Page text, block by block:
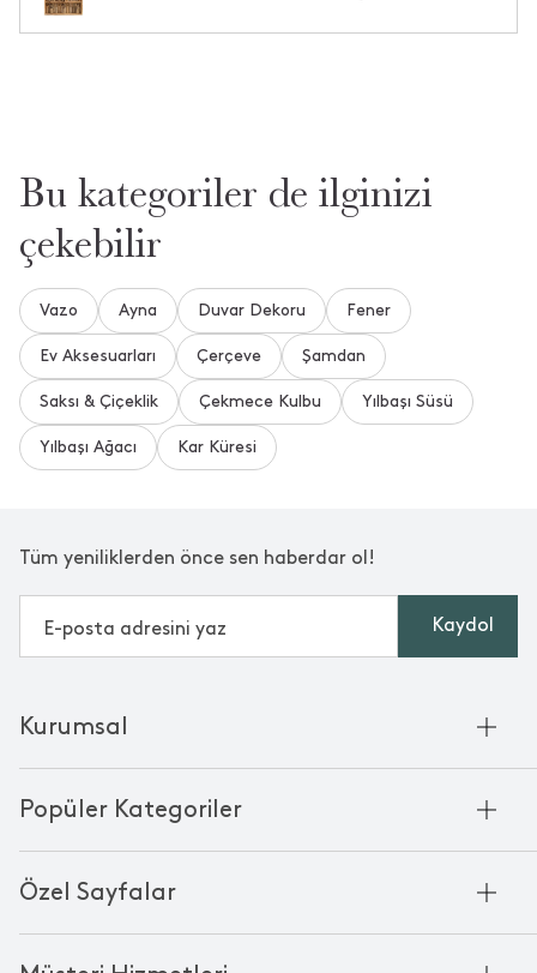
Bu kategoriler de ilginizi
çekebilir
Vazo Ayna Duvar Dekoru Fener
Ev Aksesuarları Çerçeve Şamdan
Saksı & Çiçeklik Çekmece Kulbu Yılbaşı Süsü
Yılbaşı Ağacı Kar Küresi
Tüm yeniliklerden önce sen haberdar ol!
Kaydol
Popüler Kategoriler
Bornoz
Özel Sayfalar
Kurumsal
Kurumsal Satış
Chakra Manifesto
Mağazalarımız